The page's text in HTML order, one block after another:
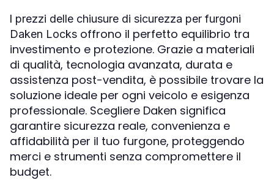
I prezzi delle chiusure di sicurezza per furgoni
Daken Locks offrono il perfetto equilibrio tra
investimento e protezione. Grazie a materiali
di qualità, tecnologia avanzata, durata e
assistenza post-vendita, è possibile trovare la
soluzione ideale per ogni veicolo e esigenza
professionale. Scegliere Daken significa
garantire sicurezza reale, convenienza e
affidabilità per il tuo furgone, proteggendo
merci e strumenti senza compromettere il
budget.